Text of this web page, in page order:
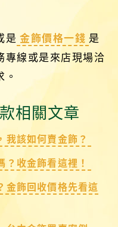
是 金飾價格一錢 是
專線或是來店現場洽
相關文章
我該如何賣金飾？
收金飾看這裡！
金飾回收價格先看這